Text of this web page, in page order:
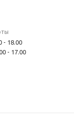
- 18.00
- 17.00